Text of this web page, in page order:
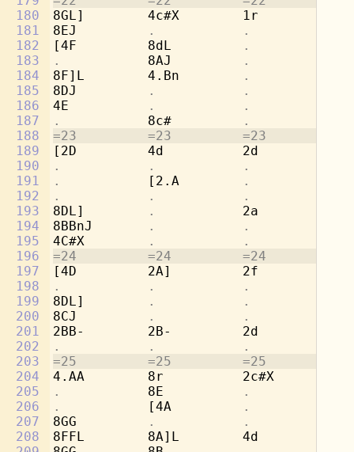
180
181
182
183
184
185
186
187
188
189
190
191
192
193
194
195
196
197
198
199
200
201
202
203
204
205
206
207
208
8GL]        4c#X        1r          2a
8EJ
.           .           .
[4F         8dL
.           .
. 8AJ
.           .
8F]L        4.Bn
.
8DJ
.           .           .
4E
.           .
. 8c#
.           .
=23         =23         =23
[2D         4d          2d
.           .           .
.
[2.A .
.           .           .
8DL]
. 2a
8BBnJ
.           .           .
4C#X
.           .           .
=24         =24         =24
[4D         2A]         2f
.           .           .
8DL]
.           .
8CJ
.           .           .
2BB-        2B-         2d
.           .           .
=25         =25         =25
4.AA        8r          2c#X        2a
. 8E
.           .
.
[4A
.           .
8GG
.           .           .
8FFL        8A]L        4d          2r